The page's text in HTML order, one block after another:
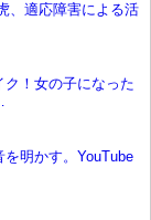
、適応障害による活
！女の子になった
明かす。YouTube